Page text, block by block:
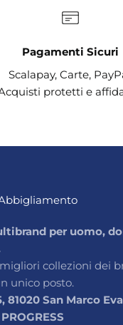
Pagamenti Sicuri
Scalapay, Carte,
protetti e
per uomo,
collezioni dei
unico posto.
81020 San Marco